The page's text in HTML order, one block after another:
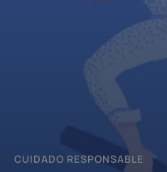
CUIDADO RESPONSABLE